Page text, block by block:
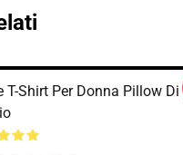
T-Shirt Per Donna Pillow Di